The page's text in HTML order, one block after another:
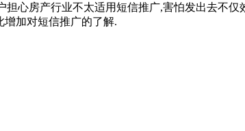
担心房产行业不太适用短信推广,害怕发出去不
增加对短信推广的了解.